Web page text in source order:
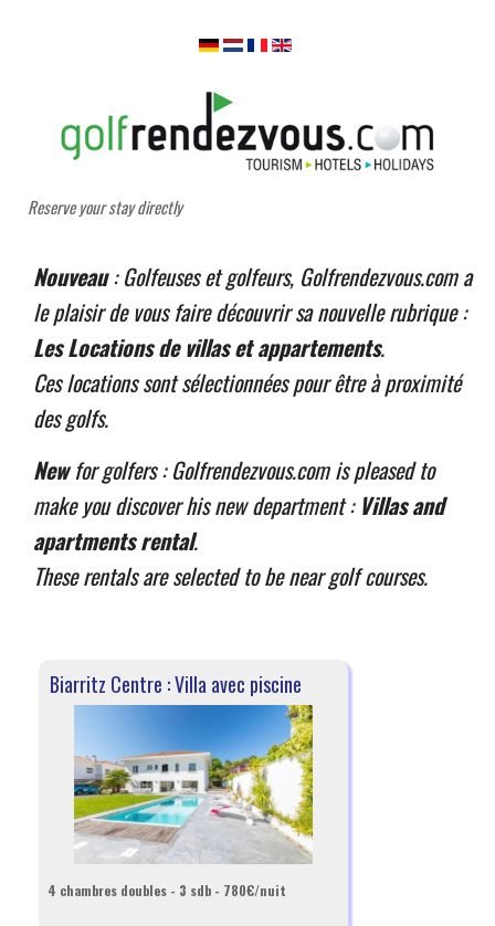
Reserve your stay directly
Nouveau: Golfeuses et golfeurs, Golfrendezvous.com a
le plaisir de vous faire découvrir sa nouvelle rubrique :
Les Locations de villas et appartements.
Ces locations sont sélectionnées pour être à proximité
des golfs.
Newfor golfers : Golfrendezvous.com is pleased to
make you discover his new department : Villas and
apartments rental.
These rentals are selected to be near golf courses.
Biarritz Centre : Villa avec piscine
4 chambres doubles - 3 sdb - 780€/nuit